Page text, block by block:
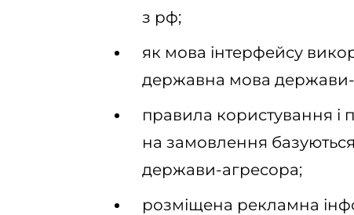
з рф;
як мова інтерфейсу
державна мова держави-
правила користування і
на замовлення
держави-агресора;
розміщена рекламна